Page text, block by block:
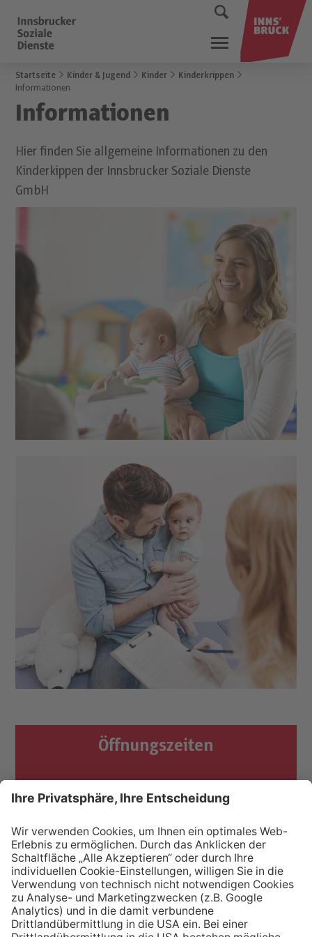
Startseite Kinder & Jugend Kinder
Kinderkrippen
Informationen
Informationen
Hier finden Sie allgemeine Informationen zu den
Kinderkippen der Innsbrucker Soziale Dienste
GmbH
Öffnungszeiten
Öffnungszeiten der einzelnen
Aufnahme
Aufnahmekriterien